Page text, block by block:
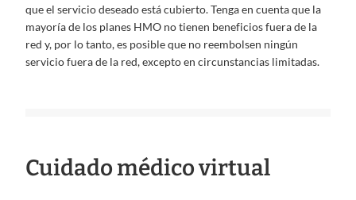
que el servicio deseado está cubierto. Tenga en cuenta que la
mayoría de los planes HMO no tienen beneficios fuera de la
red y, por lo tanto, es posible que no reembolsen ningún
servicio fuera de la red, excepto en circunstancias limitadas.
Cuidado médico virtual